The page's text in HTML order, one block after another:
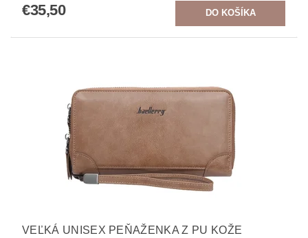
€35,50
VEĽKÁ UNISEX PEŇAŽENKA Z PU KOŽE